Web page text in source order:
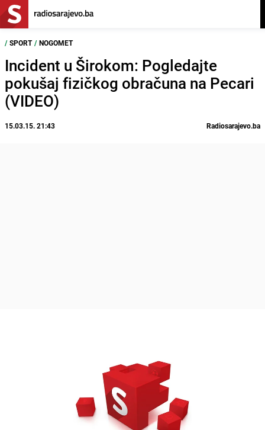
/ SPORT / NOGOMET
Incident u Širokom: Pogledajte
pokušaj fizičkog obračuna na Pecari
(VIDEO)
15.03.15. 21:43 Radiosarajevo.ba